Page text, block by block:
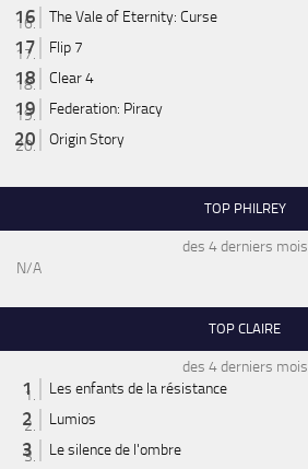
The Vale of Eternity: Curse
Flip 7
Clear 4
Federation: Piracy
Origin Story
TOP PHILREY
des 4 derniers mois
N/A
TOP CLAIRE
des 4 derniers mois
Les enfants de la résistance
Lumios
Le silence de l'ombre